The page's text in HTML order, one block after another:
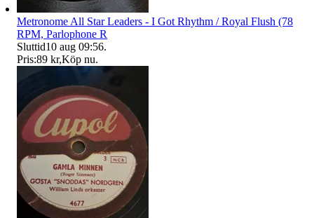
Metronome All Star Leaders - I Got Rhythm / Royal Flush (78
RPM, Parlophone R
Sluttid10 aug 09:56.
Pris:89 kr,Köp nu.